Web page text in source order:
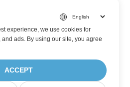
experience, we use cookies for
ads. By using our site, you agree
ACCEPT